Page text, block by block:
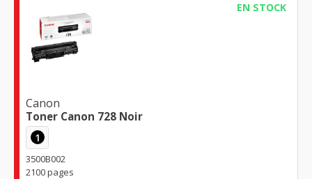
EN STOCK
Canon
Toner Canon 728 Noir
1
3500B002
2100 pages